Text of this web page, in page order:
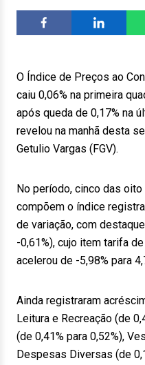
O Índice de Preços ao
caiu 0,06% na primeira
após queda de 0,17% na
revelou na manhã desta
Getulio Vargas (FGV).
No período, cinco das
compõem o índice
de variação, com
-0,61%), cujo item tarifa
acelerou de -5,98% para
Ainda registraram
Leitura e Recreação (de
(de 0,41% para 0,52%),
Despesas Diversas (de